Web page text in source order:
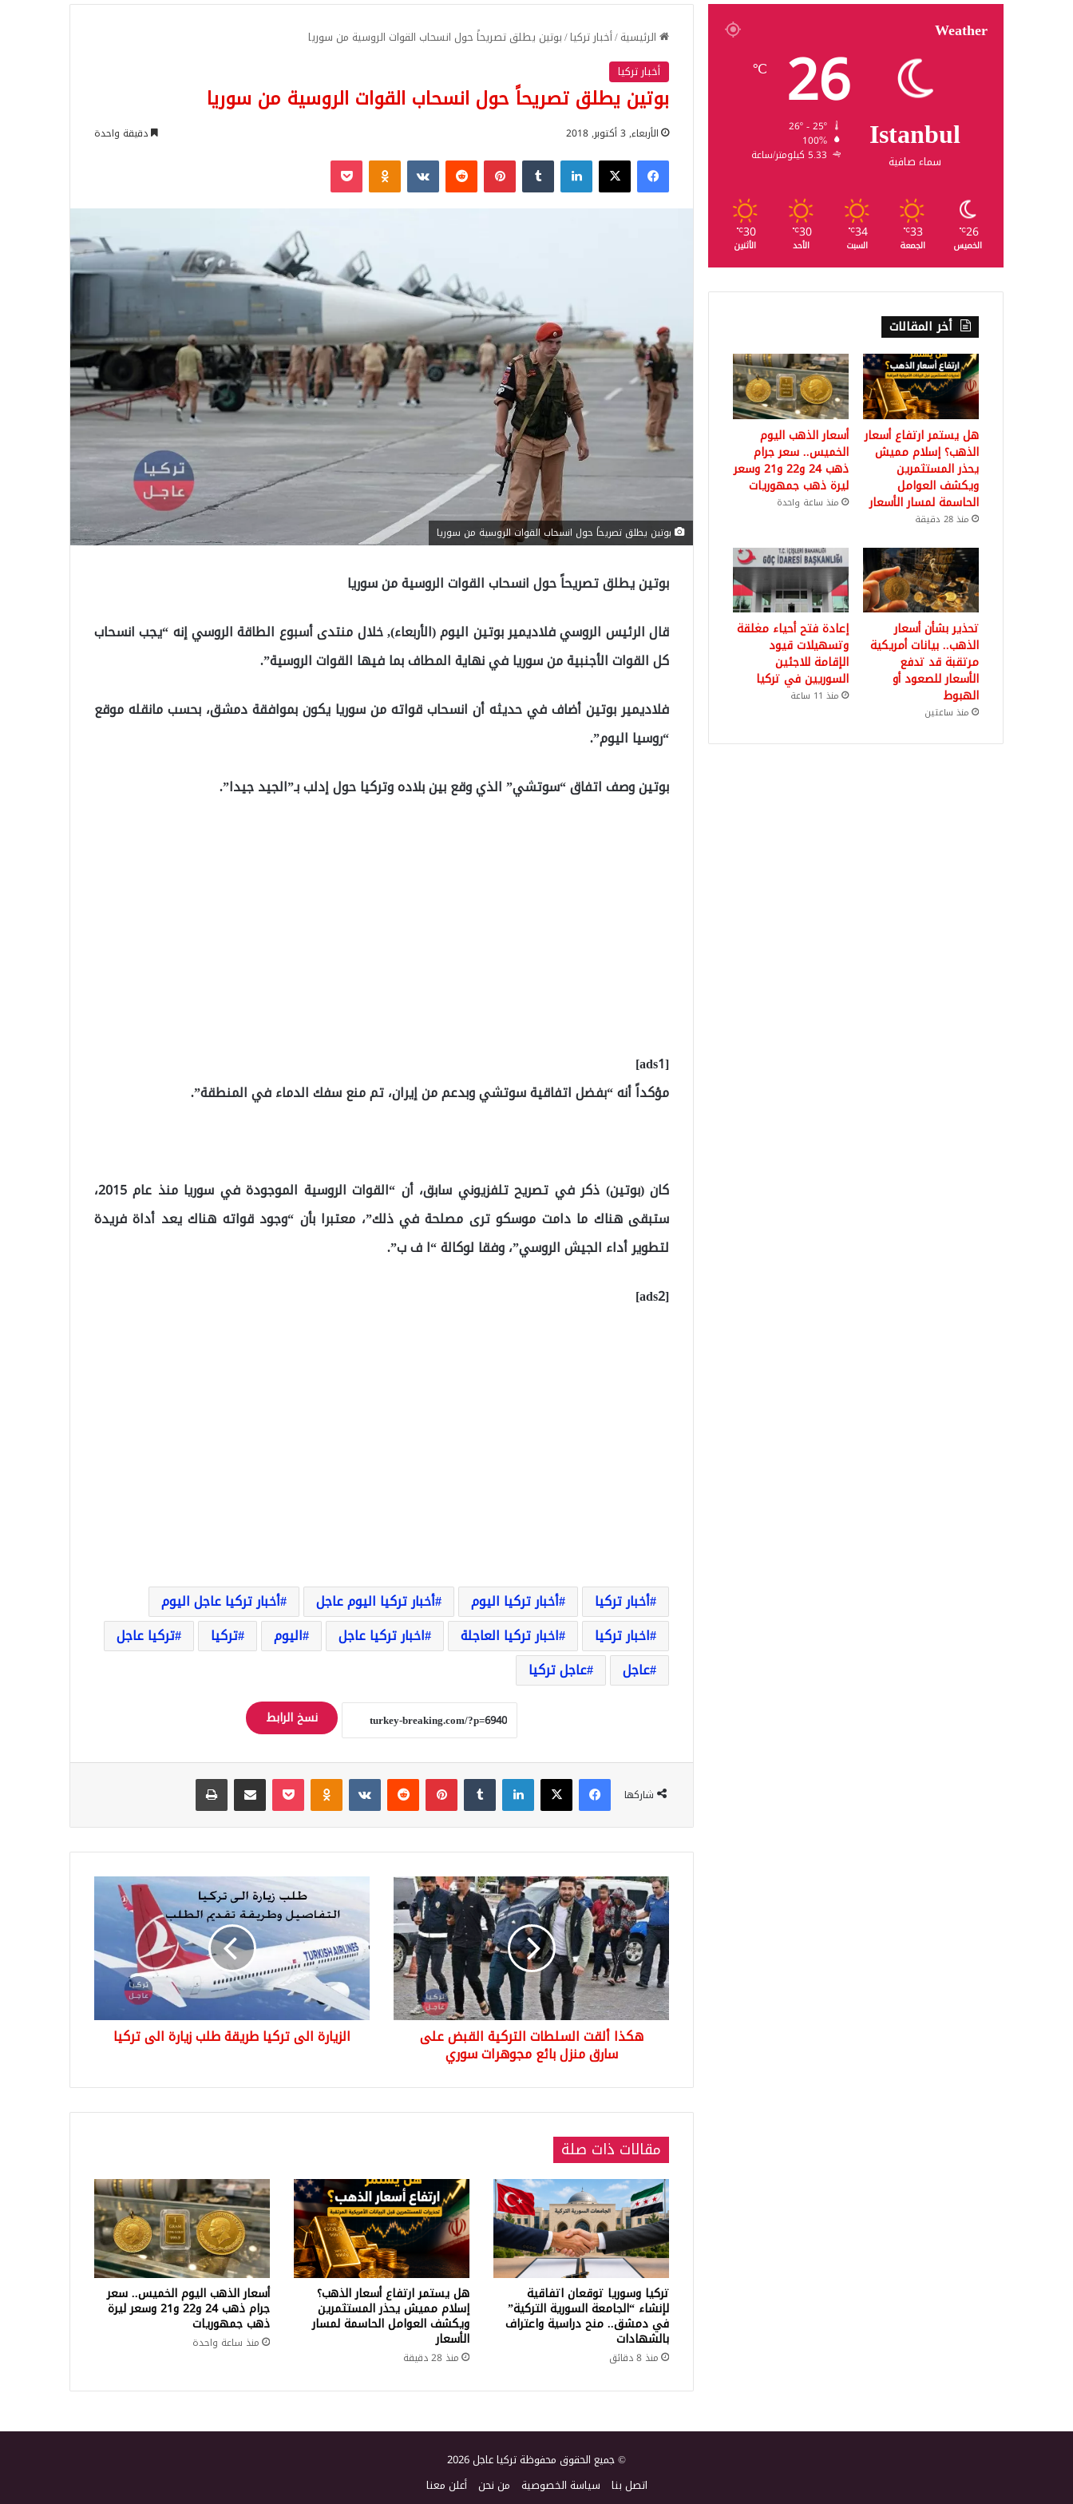
الرئيسية/أخبار تركيا/بوتين يطلق تصريحاً حول انسحاب القوات الروسية من سوريا
أخبار تركيا
بوتين يطلق تصريحاً حول انسحاب القوات الروسية من سوريا
الأربعاء, 3 أكتوبر, 2018 دقيقة واحدة
فيسبوك‫X لينكدإن بينتيريست Odnoklassniki
‫Pocket
بوتين يطلق تصريحاً حول انسحاب القوات الروسية من سوريا
بوتين يطلق تصريحاً حول انسحاب القوات الروسية من سوريا
قال الرئيس الروسي فلاديمير بوتين اليوم (الأربعاء), خلال منتدى أسبوع الطاقة الروسي إنه “يجب انسحاب
كل القوات الأجنبية من سوريا في نهاية المطاف بما فيها القوات الروسية”.
فلاديمير بوتين أضاف في حديثه أن انسحاب قواته من سوريا يكون بموافقة دمشق، بحسب مانقله موقع
“روسيا اليوم”.
بوتين وصف اتفاق “سوتشي” الذي وقع بين بلاده وتركيا حول إدلب بـ”الجيد جيدا”.
[ads1]
مؤكداً أنه “بفضل اتفاقية سوتشي وبدعم من إيران، تم منع سفك الدماء في المنطقة”.
كان (بوتين) ذكر في تصريح تلفزيوني سابق، أن “القوات الروسية الموجودة في سوريا منذ عام 2015،
ستبقى هناك ما دامت موسكو ترى مصلحة في ذلك”، معتبرا بأن “وجود قواته هناك يعد أداة فريدة
لتطوير أداء الجيش الروسي”، وفقا لوكالة “ا ف ب”.
[ads2]
أخبار تركيا أخبار تركيا اليوم أخبار تركيا اليوم عاجل
أخبار تركيا عاجل اليوم
اخبار تركيا
اخبار تركيا العاجلة اخبار تركيا عاجل اليوم تركيا
تركيا عاجل
عاجل
عاجل تركيا
نسخ الرابط
شاركها
فيسبوك‫X لينكدإن بينتيريست Odnoklassniki
‫Pocket مشاركة عبر البريد طباعة
هكذا
ألقت
السلطات
التركية
القبض
على
سارق
منزل
بائع
مجوهراتهكذا ألقت السلطات التركية القبض على
سارق منزل بائع مجوهرات سوري
تركيا
طريقة
طلب
زيارة
الى
تركيا
الزيارة الى تركيا طريقة طلب زيارة الى تركيا
مقالات ذات صلة
تركيا وسوريا توقعان اتفاقية
لإنشاء “الجامعة السورية التركية”
في دمشق.. منح دراسية واعتراف
بالشهادات
منذ 8 دقائق
هل يستمر ارتفاع أسعار الذهب؟
إسلام مميش يحذر المستثمرين
ويكشف العوامل الحاسمة لمسار
الأسعار
منذ 28 دقيقة
أسعار الذهب اليوم الخميس.. سعر
جرام ذهب 24 و22 و21 وسعر ليرة
ذهب جمهوريات
منذ ساعة واحدة
Weather
Istanbul
سماء صافية
26
℃
100%
5.33 كيلومتر/ساعة
26
℃
الخميس
33
℃
الجمعة
34
℃
السبت
30
℃
الأحد
30
℃
الأثنين
أخر المقالات
هل يستمر ارتفاع أسعار
الذهب؟ إسلام مميش
يحذر المستثمرين
ويكشف العوامل
الحاسمة لمسار الأسعار
منذ 28 دقيقة
أسعار الذهب اليوم
الخميس.. سعر جرام
ذهب 24 و22 و21 وسعر
ليرة ذهب جمهوريات
منذ ساعة واحدة
تحذير بشأن أسعار
الذهب.. بيانات أمريكية
مرتقبة قد تدفع
الأسعار للصعود أو
الهبوط
منذ ساعتين
إعادة فتح أحياء مغلقة
وتسهيلات قيود
الإقامة للاجئين
السوريين في تركيا
منذ 11 ساعة
© جميع الحقوق محفوظة تركيا عاجل 2026
اتصل بنا سياسة الخصوصية من نحن أعلن معنا